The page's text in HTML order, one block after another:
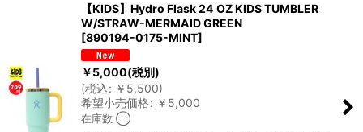
【KIDS】Hydro Flask 24 OZ KIDS TUMBLER
W/STRAW-MERMAID GREEN
[890194-0175-MINT]
￥5,000(税別)
(税込: ￥ 5,500)
希望小売価格: ￥ 5,000
在庫数 ◯